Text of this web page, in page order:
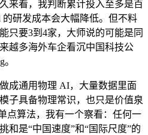
来看，我判断累计投入至多是百
的研发成本会大幅降低。但不料
只要3到4家，大师说的可能是同
越多海外车企看沉中国科技公
通用物理 AI，大量数据里面
子具备物理常识，也只是价值泉
点算法，我有一个察看：任何一
和是“中国速度”和“国际尺度”的